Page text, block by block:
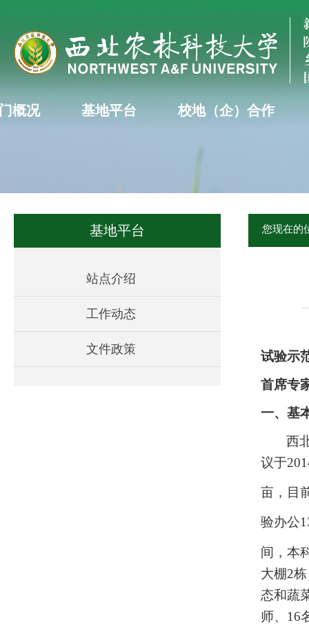
概况 基地平台 校地（企）合作
基地平台
站点介绍
工作动态
文件政策
您现在的
试验示
首席专
一、基
西
议于
亩，目
验办公
间，本
大棚2
态和蔬
师、16